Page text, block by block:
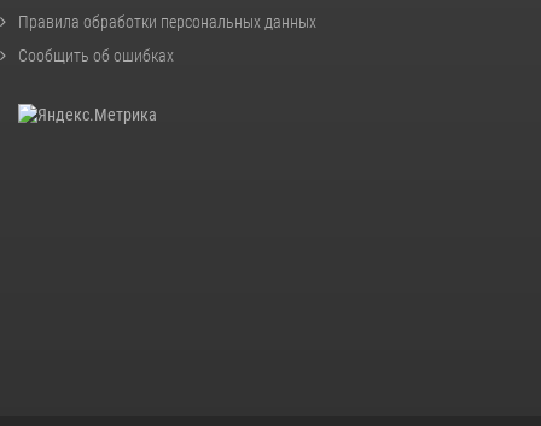
Правила обработки персональных данных
Сообщить об ошибках